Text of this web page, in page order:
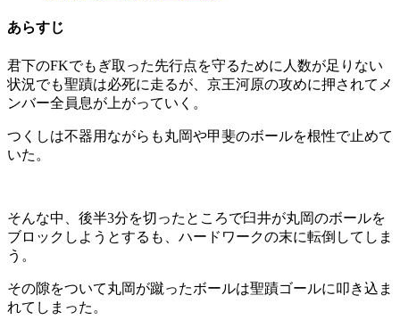
あらすじ
君下のFKでもぎ取った先行点を守るために人数が足りない
状況でも聖蹟は必死に走るが、京王河原の攻めに押されてメ
ンバー全員息が上がっていく。
つくしは不器用ながらも丸岡や甲斐のボールを根性で止めて
いた。
そんな中、後半3分を切ったところで臼井が丸岡のボールを
ブロックしようとするも、ハードワークの末に転倒してしま
う。
その隙をついて丸岡が蹴ったボールは聖蹟ゴールに叩き込ま
れてしまった。